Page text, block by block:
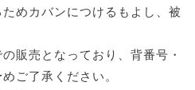
めカバンにつけるもよし、被
販売となっており、背番号・
ご了承ください。